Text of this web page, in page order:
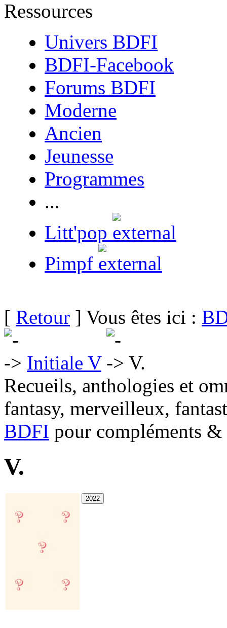
Ressources
Univers BDFI
BDFI-Facebook
Forums BDFI
Moderne
Ancien
Jeunesse
Programmes
...
Litt'pop
Pimpf
[ Retour ] Vous êtes ici :
Initiale V
V.
Recueils, anthologies et
fantasy, merveilleux,
BDFI pour compléments
V.